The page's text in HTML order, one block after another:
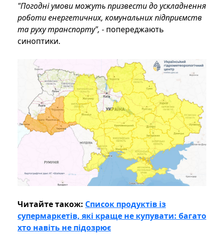
"Погодні умови можуть призвести до ускладнення
роботи енергетичних, комунальних підприємств
та руху транспорту", - попереджають
синоптики.
Читайте також: Список продуктів із
супермаркетів, які краще не купувати: багато
хто навіть не підозрює